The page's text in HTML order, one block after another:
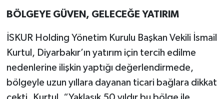
BÖLGEYE GÜVEN, GELECEĞE YATIRIM
İSKUR Holding Yönetim Kurulu Başkan Vekili İsmail
Kurtul, Diyarbakır’ın yatırım için tercih edilme
nedenlerine ilişkin yaptığı değerlendirmede,
bölgeyle uzun yıllara dayanan ticari bağlara dikkat